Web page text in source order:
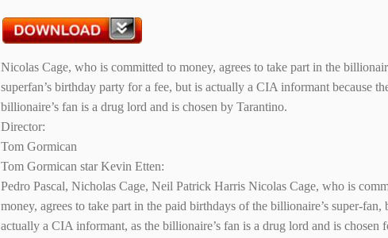
Nicolas Cage, who is committed to money, agrees to take part in the
superfan’s birthday party for a fee, but is actually a CIA informant because
billionaire’s fan is a drug lord and is chosen by Tarantino.
Director:
Tom Gormican
Tom Gormican star Kevin Etten:
Pedro Pascal, Nicholas Cage, Neil Patrick Harris Nicolas Cage, who is
money, agrees to take part in the paid birthdays of the billionaire’s super-fan,
actually a CIA informant, as the billionaire’s fan is a drug lord and is chosen